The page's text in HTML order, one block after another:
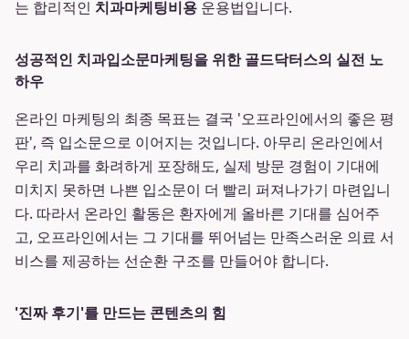
는 합리적인 치과마케팅비용 운용법입니다.
성공적인 치과입소문마케팅을 위한 골드닥터스의 실전 노
하우
온라인 마케팅의 최종 목표는 결국 '오프라인에서의 좋은 평
판', 즉 입소문으로 이어지는 것입니다. 아무리 온라인에서
우리 치과를 화려하게 포장해도, 실제 방문 경험이 기대에
미치지 못하면 나쁜 입소문이 더 빨리 퍼져나가기 마련입니
다. 따라서 온라인 활동은 환자에게 올바른 기대를 심어주
고, 오프라인에서는 그 기대를 뛰어넘는 만족스러운 의료 서
비스를 제공하는 선순환 구조를 만들어야 합니다.
'진짜 후기'를 만드는 콘텐츠의 힘